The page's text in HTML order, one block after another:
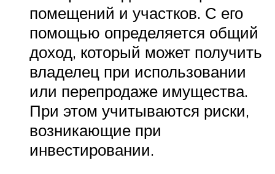
помещений и участков. С его
помощью определяется общий
доход, который может получить
владелец при использовании
или перепродаже имущества.
При этом учитываются риски,
возникающие при
инвестировании.